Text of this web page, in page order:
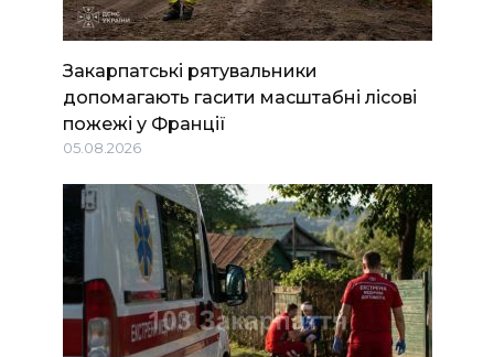
Закарпатські рятувальники
допомагають гасити масштабні лісові
пожежі у Франції
05.08.2026